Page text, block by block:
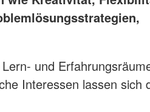
und
Interessen lassen sich